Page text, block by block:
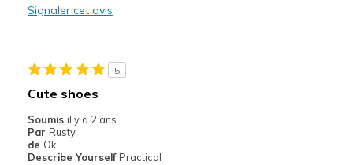
Casual Wear
Travel
Signaler cet avis
5
Cute shoes
Soumis il y a 2 ans
Par Rusty
de Ok
Describe Yourself Practical